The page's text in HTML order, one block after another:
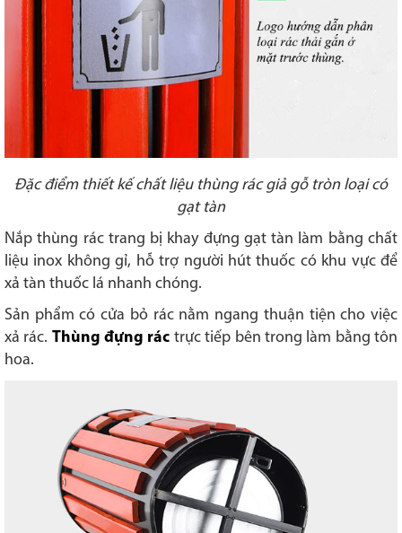
Đặc điểm thiết kế chất liệu thùng rác giả gỗ tròn loại có
gạt tàn
Nắp thùng rác trang bị khay đựng gạt tàn làm bằng chất
liệu inox không gỉ, hỗ trợ người hút thuốc có khu vực để
xả tàn thuốc lá nhanh chóng.
Sản phẩm có cửa bỏ rác nằm ngang thuận tiện cho việc
xả rác. Thùng đựng rác trực tiếp bên trong làm bằng tôn
hoa.